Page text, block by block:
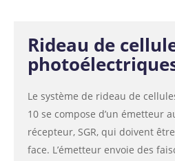
Rideau de
Le système de rideau de
10 se compose d’un émetteur
récepteur, SGR, qui doivent
face. L’émetteur envoie des